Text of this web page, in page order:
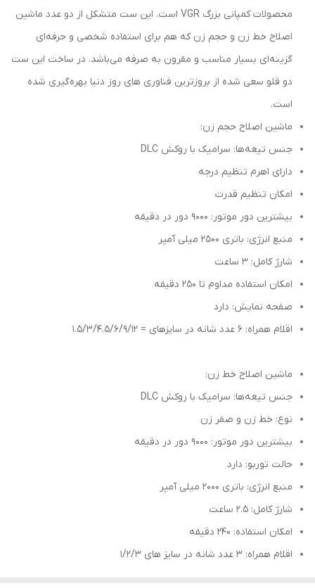
محصولات کمپانی بزرگ VGR است. این ست متشکل از دو عدد ماشین
اصلاح خط زن و حجم زن که هم برای استفاده شخصی و حرفه‌ای
گزینه‌ای بسیار مناسب و مقرون به صرفه می‌باشد. در ساخت این ست
دو قلو سعی شده از بروزترین فناوری ‌های روز دنیا بهره‌گیری شده
است.
ماشین اصلاح حجم زن:
جنس تیغه‌ها: سرامیک با روکش DLC
دارای اهرم تنظیم درجه
امکان تنظیم قدرت
بیشترین دور موتور: 9000 دور در دقیقه
منبع انرژی: باتری 2500 میلی آمپر
شارژ کامل: 3 ساعت
امکان استفاده مداوم تا 250 دقیقه
صفحه نمایش: دارد
اقلام همراه: 6 عدد شانه در سایز‌های = 1.5/3/4.5/6/9/12
ماشین اصلاح خط زن:
جنس تیغه‌ها: سرامیک با روکش DLC
نوع: خط زن و صفر زن
بیشترین دور موتور: 9000 دور در دقیقه
حالت توربو: دارد
منبع انرژی: باتری 2000 میلی آمپر
شارژ کامل: 2.5 ساعت
امکان استفاده: 240 دقیقه
اقلام همراه: 3 عدد شانه در سایز های 1/2/3